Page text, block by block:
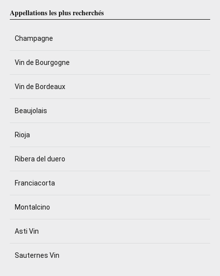
Appellations les plus recherchés
Champagne
Vin de Bourgogne
Vin de Bordeaux
Beaujolais
Rioja
Ribera del duero
Franciacorta
Montalcino
Asti Vin
Sauternes Vin